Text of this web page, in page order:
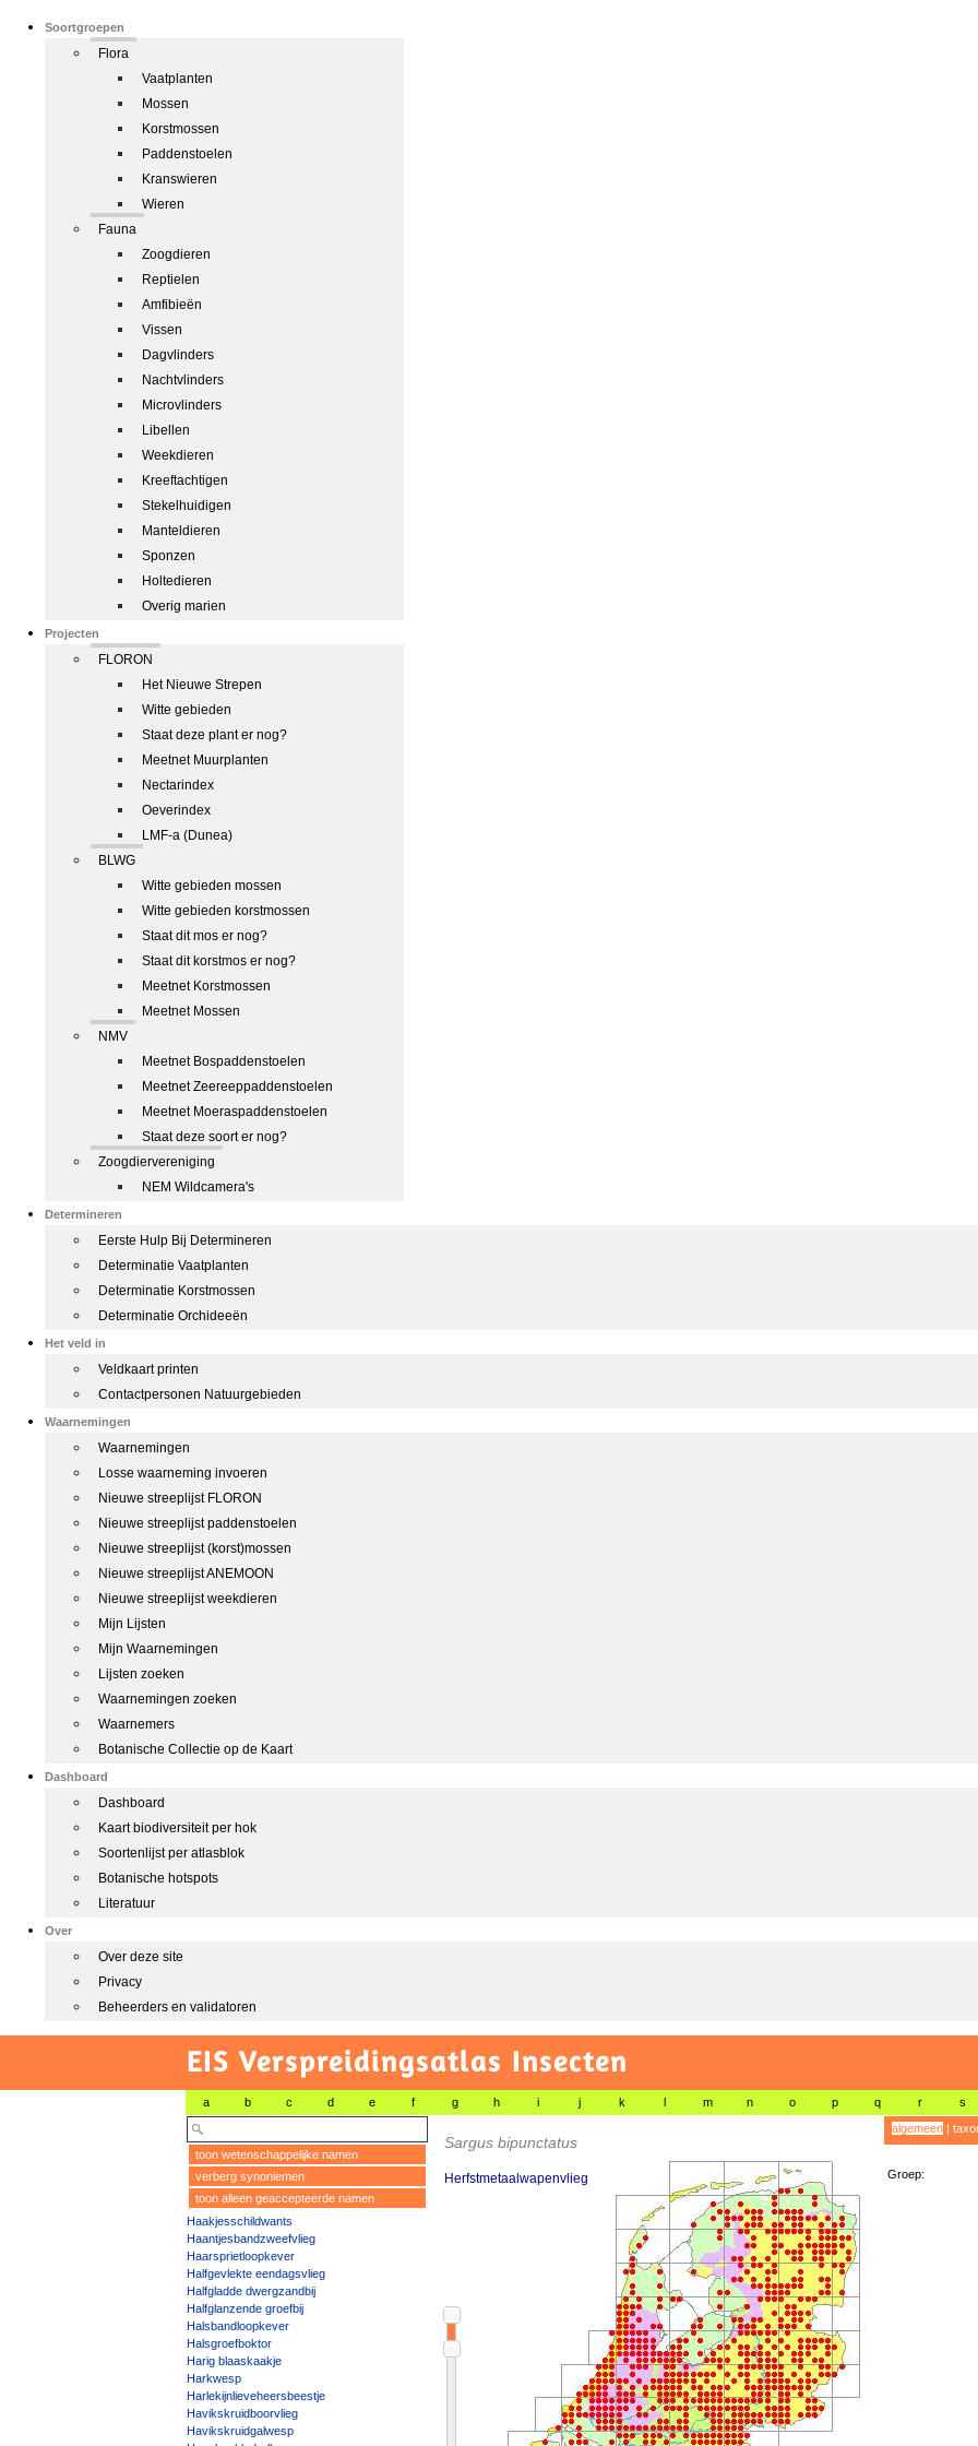
Soortgroepen
Flora
Vaatplanten
Mossen
Korstmossen
Paddenstoelen
Kranswieren
Wieren
Fauna
Zoogdieren
Reptielen
Amfibieën
Vissen
Dagvlinders
Nachtvlinders
Microvlinders
Libellen
Weekdieren
Kreeftachtigen
Stekelhuidigen
Manteldieren
Sponzen
Holtedieren
Overig marien
Projecten
FLORON
Het Nieuwe Strepen
Witte gebieden
Staat deze plant er nog?
Meetnet Muurplanten
Nectarindex
Oeverindex
LMF-a (Dunea)
BLWG
Witte gebieden mossen
Witte gebieden korstmossen
Staat dit mos er nog?
Staat dit korstmos er nog?
Meetnet Korstmossen
Meetnet Mossen
NMV
Meetnet Bospaddenstoelen
Meetnet Zeereeppaddenstoelen
Meetnet Moeraspaddenstoelen
Staat deze soort er nog?
Zoogdiervereniging
NEM Wildcamera's
Determineren
Eerste Hulp Bij Determineren
Determinatie Vaatplanten
Determinatie Korstmossen
Determinatie Orchideeën
Het veld in
Veldkaart printen
Contactpersonen Natuurgebieden
Waarnemingen
Waarnemingen
Losse waarneming invoeren
Nieuwe streeplijst FLORON
Nieuwe streeplijst paddenstoelen
Nieuwe streeplijst (korst)mossen
Nieuwe streeplijst ANEMOON
Nieuwe streeplijst weekdieren
Mijn Lijsten
Mijn Waarnemingen
Lijsten zoeken
Waarnemingen zoeken
Waarnemers
Botanische Collectie op de Kaart
Dashboard
Dashboard
Kaart biodiversiteit per hok
Soortenlijst per atlasblok
Botanische hotspots
Literatuur
Over
Over deze site
Privacy
Beheerders en validatoren
EIS Verspreidingsatlas Insecten
a b c d e f g h i j k l m n o p q r s
toon wetenschappelijke namen
verberg synoniemen
toon alleen geaccepteerde namen
Haakjesschildwants
Haantjesbandzweefvlieg
Haarsprietloopkever
Halfgevlekte eendagsvlieg
Halfgladde dwergzandbij
Halfglanzende groefbij
Halsbandloopkever
Halsgroefboktor
Harig blaaskaakje
Harkwesp
Harlekijnlieveheersbeestje
Havikskruidboorvlieg
Havikskruidgalwesp
Sargus bipunctatus
Herfstmetaalwapenvlieg
algemeen|
Groep: